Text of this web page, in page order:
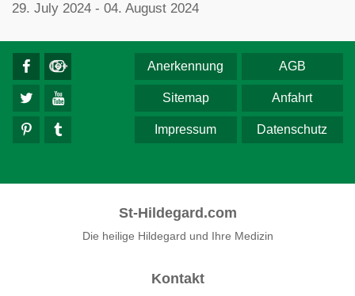
29. July 2024 - 04. August 2024
AGB
Anerkennung
Anfahrt
Sitemap
Datenschutz
Impressum
St-Hildegard.com
Die heilige Hildegard und Ihre Medizin
Kontakt